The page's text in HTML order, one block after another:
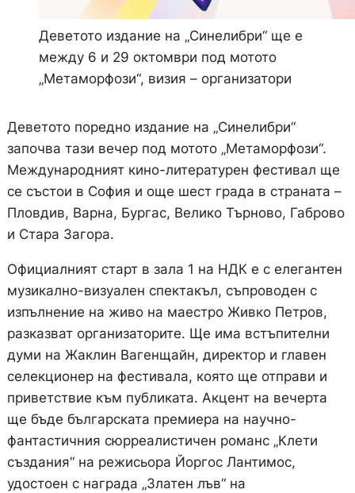
Деветото издание на „Синелибри“ ще е
между 6 и 29 октомври под мотото
„Метаморфози“, визия – организатори
Деветото поредно издание на „Синелибри“
започва тази вечер под мотото „Метаморфози“.
Международният кино-литературен фестивал ще
се състои в София и още шест града в страната –
Пловдив, Варна, Бургас, Велико Търново, Габрово
и Стара Загора.
Официалният старт в зала 1 на НДК е с елегантен
музикално-визуален спектакъл, съпроводен с
изпълнение на живо на маестро Живко Петров,
разказват организаторите. Ще има встъпителни
думи на Жаклин Вагенщайн, директор и главен
селекционер на фестивала, която ще отправи и
приветствие към публиката. Акцент на вечерта
ще бъде българската премиера на научно-
фантастичния сюрреалистичен романс „Клети
създания“ на режисьора Йоргос Лантимос,
удостоен с награда „Златен лъв“ на